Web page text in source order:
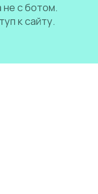
с ботом.
к сайту.